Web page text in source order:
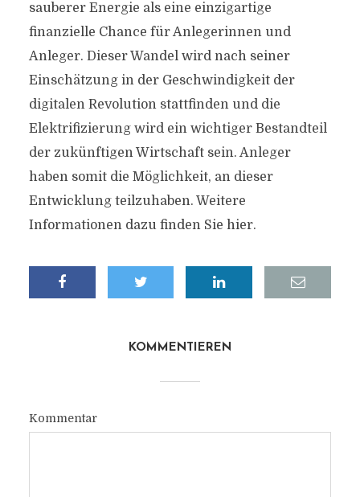
sauberer Energie als eine einzigartige
finanzielle Chance für Anlegerinnen und
Anleger. Dieser Wandel wird nach seiner
Einschätzung in der Geschwindigkeit der
digitalen Revolution stattfinden und die
Elektrifizierung wird ein wichtiger Bestandteil
der zukünftigen Wirtschaft sein. Anleger
haben somit die Möglichkeit, an dieser
Entwicklung teilzuhaben. Weitere
Informationen dazu finden Sie hier.
KOMMENTIEREN
Kommentar